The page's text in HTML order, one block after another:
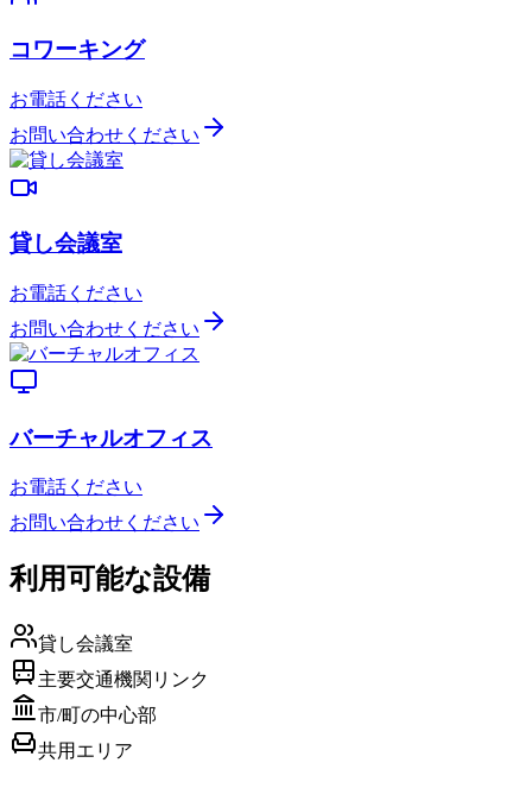
コワーキング
お電話ください
お問い合わせください
貸し会議室
お電話ください
お問い合わせください
バーチャルオフィス
お電話ください
お問い合わせください
利用可能な設備
貸し会議室
主要交通機関リンク
市/町の中心部
共用エリア